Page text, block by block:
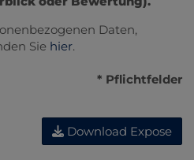
Daten,
Sie hier.
* Pflichtfelder
Download Expose